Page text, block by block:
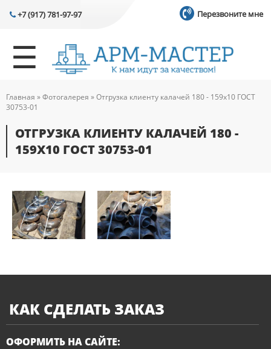
+7 (917) 781-97-97 Перезвоните мне
☰
ВЫ ЗДЕСЬ
Главная »Фотогалерея »Отгрузка клиенту калачей 180 - 159х10 ГОСТ
30753-01
ОТГРУЗКА КЛИЕНТУ КАЛАЧЕЙ 180 -
159Х10 ГОСТ 30753-01
КАК СДЕЛАТЬ ЗАКАЗ
ОФОРМИТЬ НА САЙТЕ: